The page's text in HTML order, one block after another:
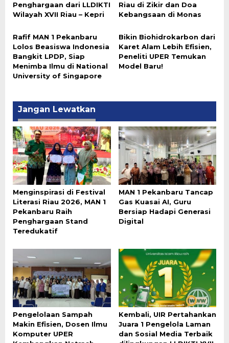
Penghargaan dari LLDIKTI
Wilayah XVII Riau – Kepri
Riau di Zikir dan Doa
Kebangsaan di Monas
Rafif MAN 1 Pekanbaru
Lolos Beasiswa Indonesia
Bangkit LPDP, Siap
Menimba Ilmu di National
University of Singapore
Bikin Biohidrokarbon dari
Karet Alam Lebih Efisien,
Peneliti UPER Temukan
Model Baru!
Jangan Lewatkan
Menginspirasi di Festival
Literasi Riau 2026, MAN 1
Pekanbaru Raih
Penghargaan Stand
Teredukatif
MAN 1 Pekanbaru Tancap
Gas Kuasai AI, Guru
Bersiap Hadapi Generasi
Digital
Pengelolaan Sampah
Makin Efisien, Dosen Ilmu
Komputer UPER
Kembali, UIR Pertahankan
Juara 1 Pengelola Laman
dan Sosial Media Terbaik